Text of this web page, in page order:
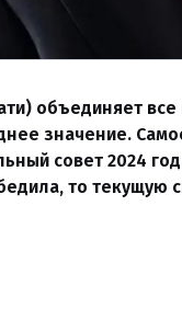
объединяет
значение.
совет 2024
то